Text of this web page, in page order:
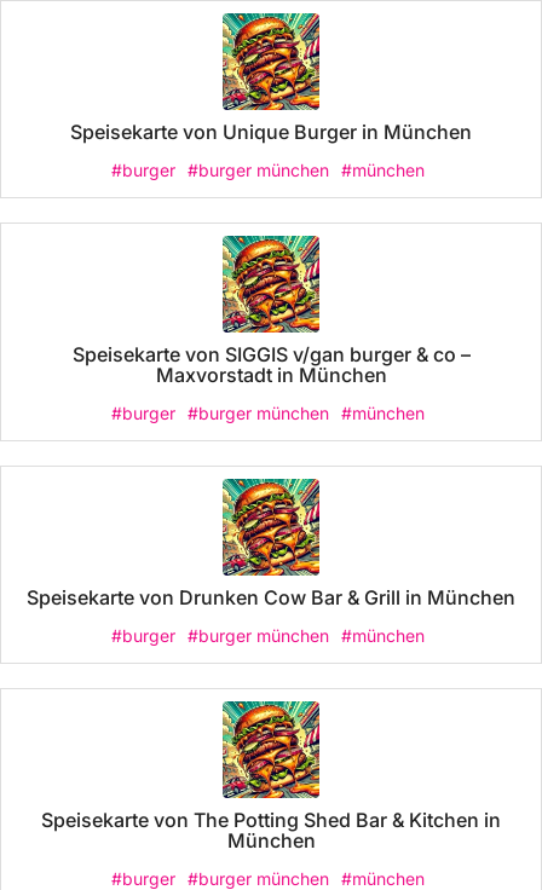
Speisekarte von Unique Burger in München
#burger #burger münchen #münchen
Speisekarte von SIGGIS v/gan burger & co –
Maxvorstadt in München
#burger #burger münchen #münchen
Speisekarte von Drunken Cow Bar & Grill in München
#burger #burger münchen #münchen
Speisekarte von The Potting Shed Bar & Kitchen in
München
#burger #burger münchen #münchen